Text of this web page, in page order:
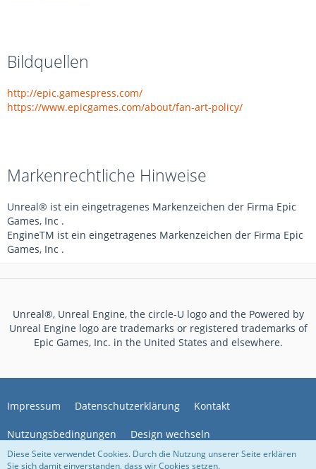
Bildquellen
http://epic.gamespress.com/
https://www.epicgames.com/about/fan-art-policy/
Markenrechtliche Hinweise
Unreal® ist ein eingetragenes Markenzeichen der Firma Epic
Games, Inc .
EngineTM ist ein eingetragenes Markenzeichen der Firma Epic
Games, Inc .
Unreal®, Unreal Engine, the circle-U logo and the Powered by
Unreal Engine logo are trademarks or registered trademarks of
Epic Games, Inc. in the United States and elsewhere.
Impressum Datenschutzerklärung Kontakt
Nutzungsbedingungen Design wechseln
Diese Seite verwendet Cookies. Durch die Nutzung unserer Seite erklären
Sie sich damit einverstanden, dass wir Cookies setzen.